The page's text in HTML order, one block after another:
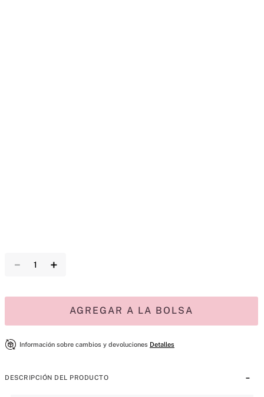
＋
－
AGREGAR A LA BOLSA
Información sobre cambios y devoluciones Detalles
DESCRIPCIÓN DEL PRODUCTO